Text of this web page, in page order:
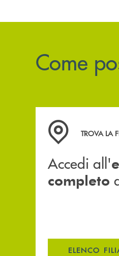
Come
Accedi all' elenco
TROVA LA
Accedi all'
completo
ELENCO